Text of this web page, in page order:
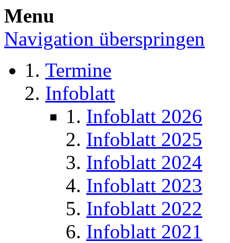
Menu
Navigation überspringen
Termine
Infoblatt
Infoblatt 2026
Infoblatt 2025
Infoblatt 2024
Infoblatt 2023
Infoblatt 2022
Infoblatt 2021